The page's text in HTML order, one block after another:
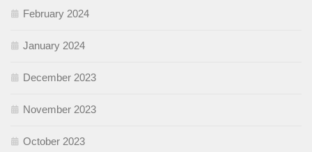
February 2024
January 2024
December 2023
November 2023
October 2023